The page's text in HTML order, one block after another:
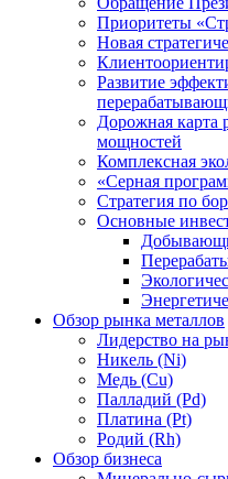
Приоритеты
Новая
Развитие
Дорожная карта
мощностей
Комплексная
«Серная
Стратегия по
Основные
Обзор рынка металлов
Лидерство на
Никель (Ni)
Медь (Cu)
Палладий (Pd)
Платина (Pt)
Родий (Rh)
Обзор бизнеса